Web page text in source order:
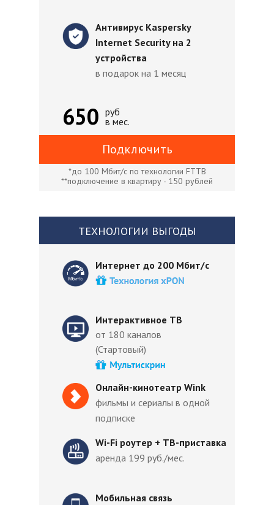
ТЕХНОЛОГИИ ВЫГОДЫ
Wi-Fi роутер + ТВ-приставка
аренда 199 руб./мес.
Мобильная связь
Антивирус Kaspersky
Internet Security на 2
устройства
в подарок на 1 месяц
Онлайн-кинотеатр Wink
фильмы и сериалы в одной
подписке
Интернет до 200 Мбит/с
Подключить
руб
в мес.
*до 100 Мбит/с по технологии FTTB
**подключение в квартиру - 150 рублей
650
Интерактивное ТВ
от 180 каналов
(Стартовый)